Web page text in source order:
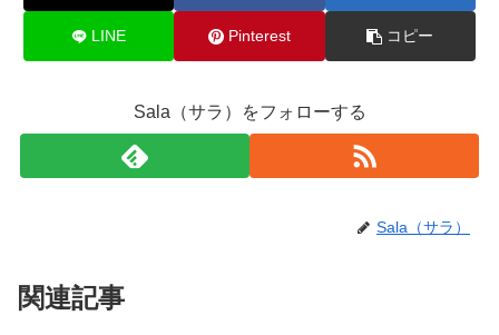
LINE Pinterest コピー
Sala（サラ）をフォローする
Sala（サラ）
関連記事